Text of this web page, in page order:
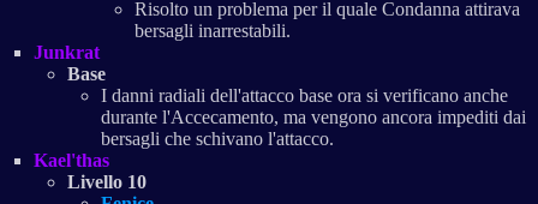
Risolto un problema per il quale Condanna attirava
bersagli inarrestabili.
Junkrat
Base
I danni radiali dell'attacco base ora si verificano anche
durante l'Accecamento, ma vengono ancora impediti dai
bersagli che schivano l'attacco.
Kael'thas
Livello 10